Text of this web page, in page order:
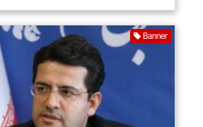
Banner